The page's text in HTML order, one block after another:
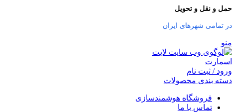
حمل و نقل و تحویل
در تمامی شهرهای ایران
منو
ورود / ثبت نام
دسته بندی محصولات
فروشگاه هوشمندسازی
تماس با ما